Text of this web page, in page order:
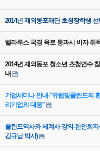
2014년 재외동포재단 초청장학생 선
벨라루스 국경 육로 통과시 비자 취
2014년 재외동포 청소년 초청연수
내
기업세미나 안내-"유럽및폴란드의
리기업의 대응"
폴란드역사와 세계사 강의-한인회지
김규남 박사)